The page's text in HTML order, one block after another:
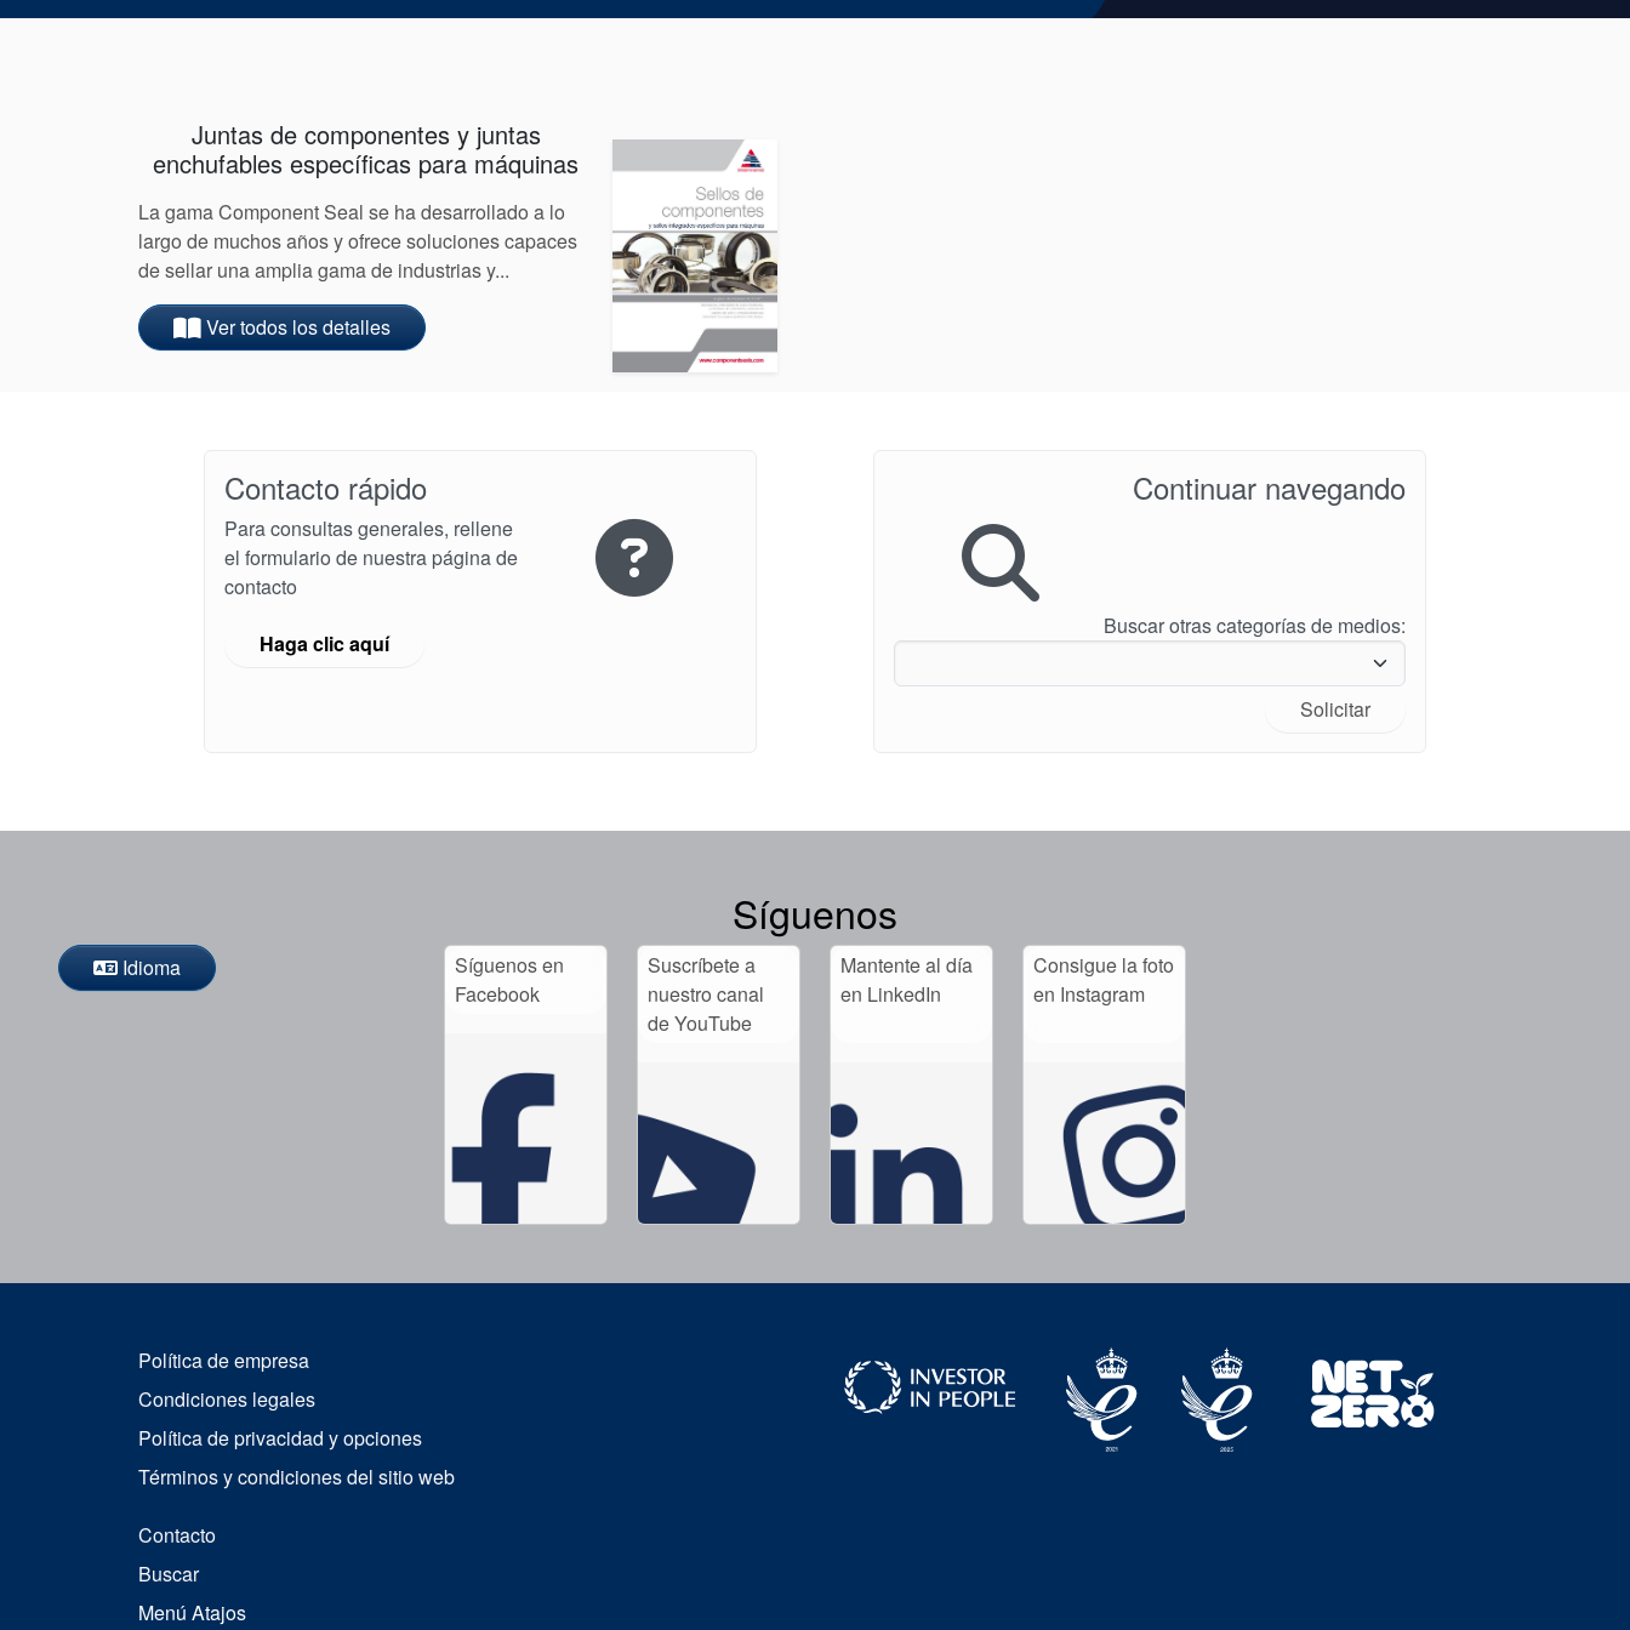
Product Brochure Image
Juntas de componentes y juntas
enchufables específicas para máquinas
La gama Component Seal se ha desarrollado a lo
largo de muchos años y ofrece soluciones capaces
de sellar una amplia gama de industrias y...
Ver todos los detalles
Contacto rápido
Para consultas generales, rellene
el formulario de nuestra página de
contacto
Haga clic aquí
Continuar navegando
Buscar otras categorías de medios:
Solicitar
Síguenos
Idioma
Síguenos en
Facebook
Suscríbete a
nuestro canal
de YouTube
Mantente al día
en LinkedIn
Consigue la foto
en Instagram
Política de empresa
Condiciones legales
Política de privacidad y opciones
Términos y condiciones del sitio web
Contacto
Buscar
Menú Atajos